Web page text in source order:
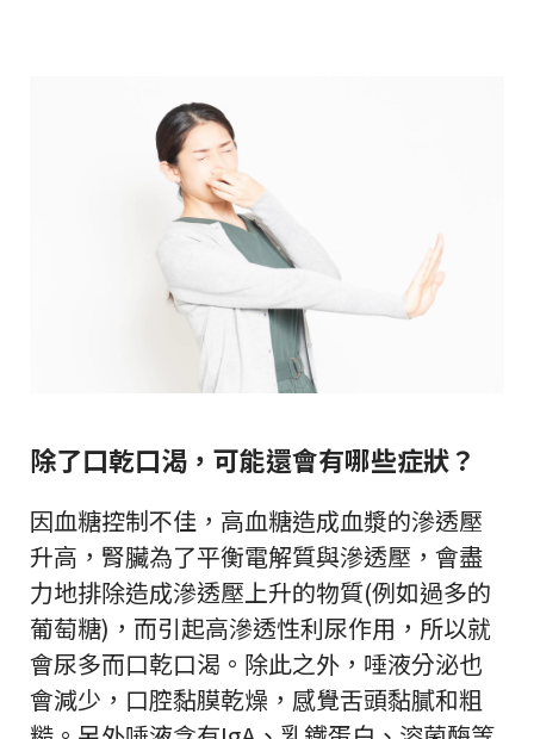
除了口乾口渴，可能還會有哪些症狀？
因血糖控制不佳，高血糖造成血漿的滲透壓
升高，腎臟為了平衡電解質與滲透壓，會盡
力地排除造成滲透壓上升的物質(例如過多的
葡萄糖)，而引起高滲透性利尿作用，所以就
會尿多而口乾口渴。除此之外，唾液分泌也
會減少，口腔黏膜乾燥，感覺舌頭黏膩和粗